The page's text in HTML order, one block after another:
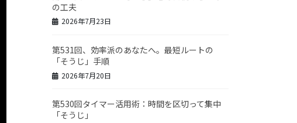
の工夫
2026年7月23日
第531回、効率派のあなたへ。最短ルートの
「そうじ」手順
2026年7月20日
第530回タイマー活用術：時間を区切って集中
「そうじ」